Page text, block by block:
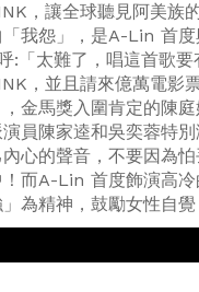
，讓全球聽見阿美族
我怨」，是A-Lin 首
:「太難了，唱這首歌
，並且請來億萬電影
，金馬獎入圍肯定的陳
員陳家逵和吳奕蓉特
心的聲音，不要因為
而A-Lin 首度飾演高
為精神，鼓勵女性自